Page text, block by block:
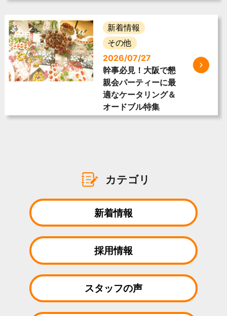
新着情報
その他
2026/07/27
幹事必見！大阪で懇
親会パーティーに最
適なケータリング＆
オードブル特集
カテゴリ
新着情報
採用情報
スタッフの声